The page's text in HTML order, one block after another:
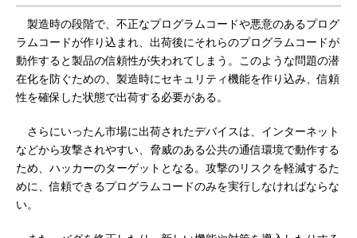
製造時の段階で、不正なプログラムコードや悪意のあるプログ
ラムコードが作り込まれ、出荷後にそれらのプログラムコードが
動作すると製品の信頼性が失われてしまう。このような問題の潜
在化を防ぐための、製造時にセキュリティ機能を作り込み、信頼
性を確保した状態で出荷する必要がある。
さらにいったん市場に出荷されたデバイスは、インターネット
などから攻撃されやすい、脅威のある公共の通信環境で動作する
ため、ハッカーのターゲットとなる。攻撃のリスクを軽減するた
めに、信頼できるプログラムコードのみを実行しなければならな
い。